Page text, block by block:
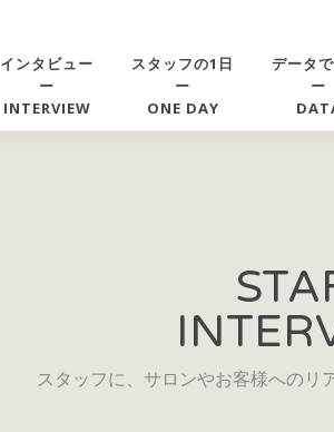
インタビュー
ー
INTERVIEW
スタッフの1日
ー
ONE DAY
データ
ー
スタッフに、サロンやお客様へのリ